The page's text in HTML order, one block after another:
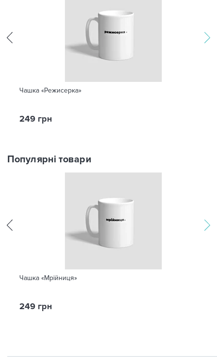
Чашка «Режисерка»
249 грн
Популярні товари
Чашка «Мрійниця»
249 грн